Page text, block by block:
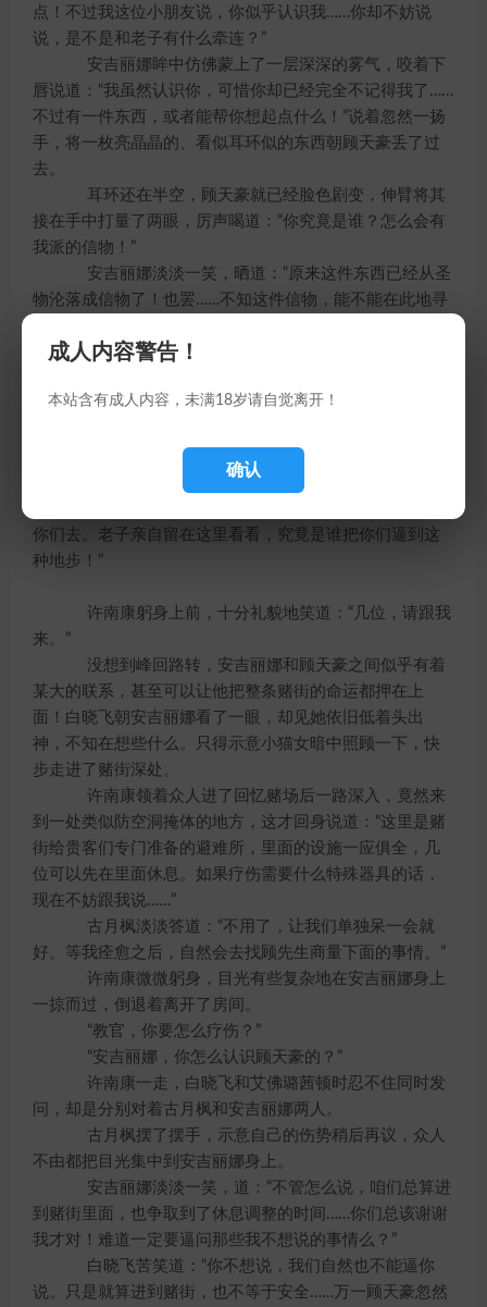
成人内容警告！
本站含有成人内容，未满18岁请自觉离开！
确认
点！不过我这位小朋友说，你似乎认识我……你却不妨说
说，是不是和老子有什么牵连？”
安吉丽娜眸中仿佛蒙上了一层深深的雾气，咬着下
唇说道：“我虽然认识你，可惜你却已经完全不记得我了……
不过有一件东西，或者能帮你想起点什么！”说着忽然一扬
手，将一枚亮晶晶的、看似耳环似的东西朝顾天豪丢了过
去。
耳环还在半空，顾天豪就已经脸色剧变，伸臂将其
接在手中打量了两眼，厉声喝道：“你究竟是谁？怎么会有
我派的信物！”
安吉丽娜淡淡一笑，晒道：“原来这件东西已经从圣
物沦落成信物了！也罢……不知这件信物，能不能在此地寻
顾天豪嘿了一声，高声答道：“你既然有这件东西，
惜！只是不知你和这件东西的主人，有什么关系？”
如果他肯告诉你，自然就会让你知道。现在给我们安排一
间静室，让古月枫疗伤就好。”
你们去。老子亲自留在这里看看，究竟是谁把你们逼到这
种地步！”
许南康躬身上前，十分礼貌地笑道：“几位，请跟我
来。”
没想到峰回路转，安吉丽娜和顾天豪之间似乎有着
某大的联系，甚至可以让他把整条赌街的命运都押在上
面！白晓飞朝安吉丽娜看了一眼，却见她依旧低着头出
神，不知在想些什么。只得示意小猫女暗中照顾一下，快
步走进了赌街深处。
许南康领着众人进了回忆赌场后一路深入，竟然来
到一处类似防空洞掩体的地方，这才回身说道：“这里是赌
街给贵客们专门准备的避难所，里面的设施一应俱全，几
位可以先在里面休息。如果疗伤需要什么特殊器具的话，
现在不妨跟我说……”
古月枫淡淡答道：“不用了，让我们单独呆一会就
好。等我痊愈之后，自然会去找顾先生商量下面的事情。”
许南康微微躬身，目光有些复杂地在安吉丽娜身上
一掠而过，倒退着离开了房间。
“教官，你要怎么疗伤？”
“安吉丽娜，你怎么认识顾天豪的？”
许南康一走，白晓飞和艾佛璐茜顿时忍不住同时发
问，却是分别对着古月枫和安吉丽娜两人。
古月枫摆了摆手，示意自己的伤势稍后再议，众人
不由都把目光集中到安吉丽娜身上。
安吉丽娜淡淡一笑，道：“不管怎么说，咱们总算进
到赌街里面，也争取到了休息调整的时间……你们总该谢谢
我才对！难道一定要逼问那些我不想说的事情么？”
白晓飞苦笑道：“你不想说，我们自然也不能逼你
说。只是就算进到赌街，也不等于安全……万一顾天豪忽然